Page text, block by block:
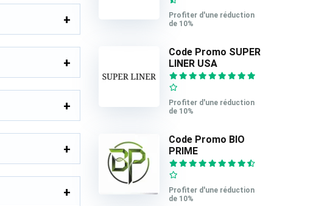
Profiter d'une réduction
de 10%
Code Promo SUPER
LINER USA
Profiter d'une réduction
de 10%
Code Promo BIO
PRIME
Profiter d'une réduction
de 10%